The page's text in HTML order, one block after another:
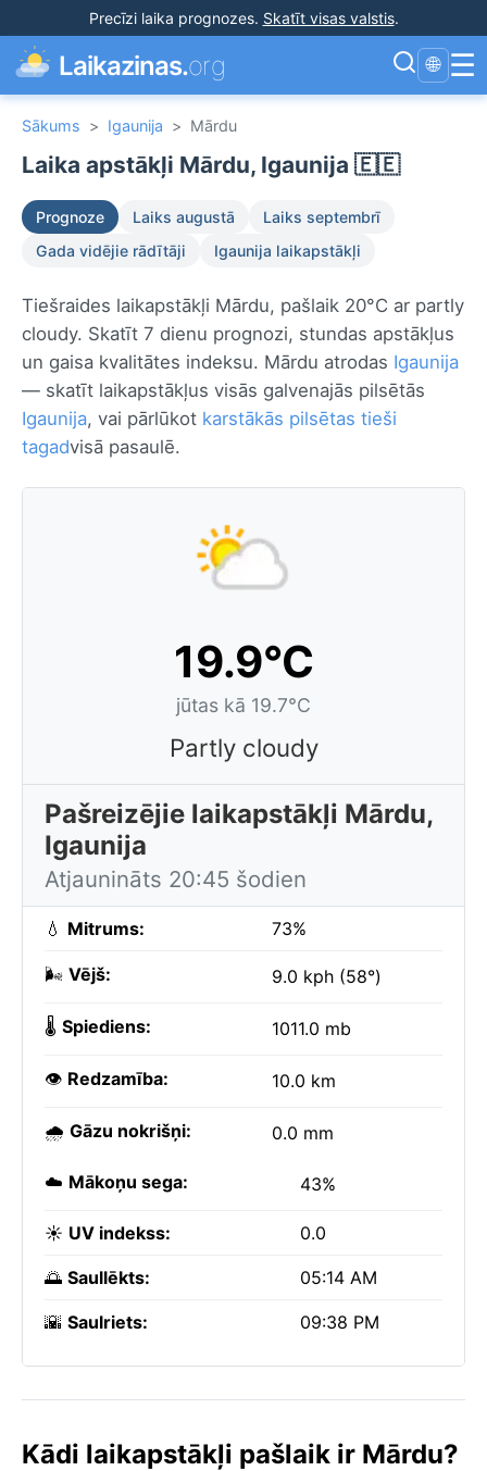
Precīzi laika prognozes. Skatīt visas valstis.
Laikazinas.org 🌐 ☰
Sākums > Igaunija > Mārdu
Laika apstākļi Mārdu, Igaunija 🇪🇪
Prognoze Laiks augustā
Laiks septembrī
Gada vidējie rādītāji
Igaunija laikapstākļi
Tiešraides laikapstākļi Mārdu, pašlaik 20°C ar partly
cloudy. Skatīt 7 dienu prognozi, stundas apstākļus
un gaisa kvalitātes indeksu. Mārdu atrodas Igaunija
— skatīt laikapstākļus visās galvenajās pilsētās
Igaunija, vai pārlūkot karstākās pilsētas tieši
tagadvisā pasaulē.
19.9°C
jūtas kā 19.7°C
Partly cloudy
Pašreizējie laikapstākļi Mārdu,
Igaunija
Atjaunināts 20:45 šodien
💧 Mitrums: 73%
🌬️ Vējš: 9.0 kph (58°)
🌡️ Spiediens: 1011.0 mb
👁️ Redzamība: 10.0 km
🌧️ Gāzu nokrišņi: 0.0 mm
☁️ Mākoņu sega: 43%
☀️ UV indekss: 0.0
🌅 Saullēkts: 05:14 AM
🌇 Saulriets: 09:38 PM
Kādi laikapstākļi pašlaik ir Mārdu?